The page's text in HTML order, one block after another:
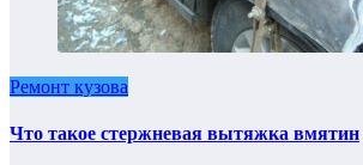
Ремонт кузова
Что такое стержневая вытяжка вмятин